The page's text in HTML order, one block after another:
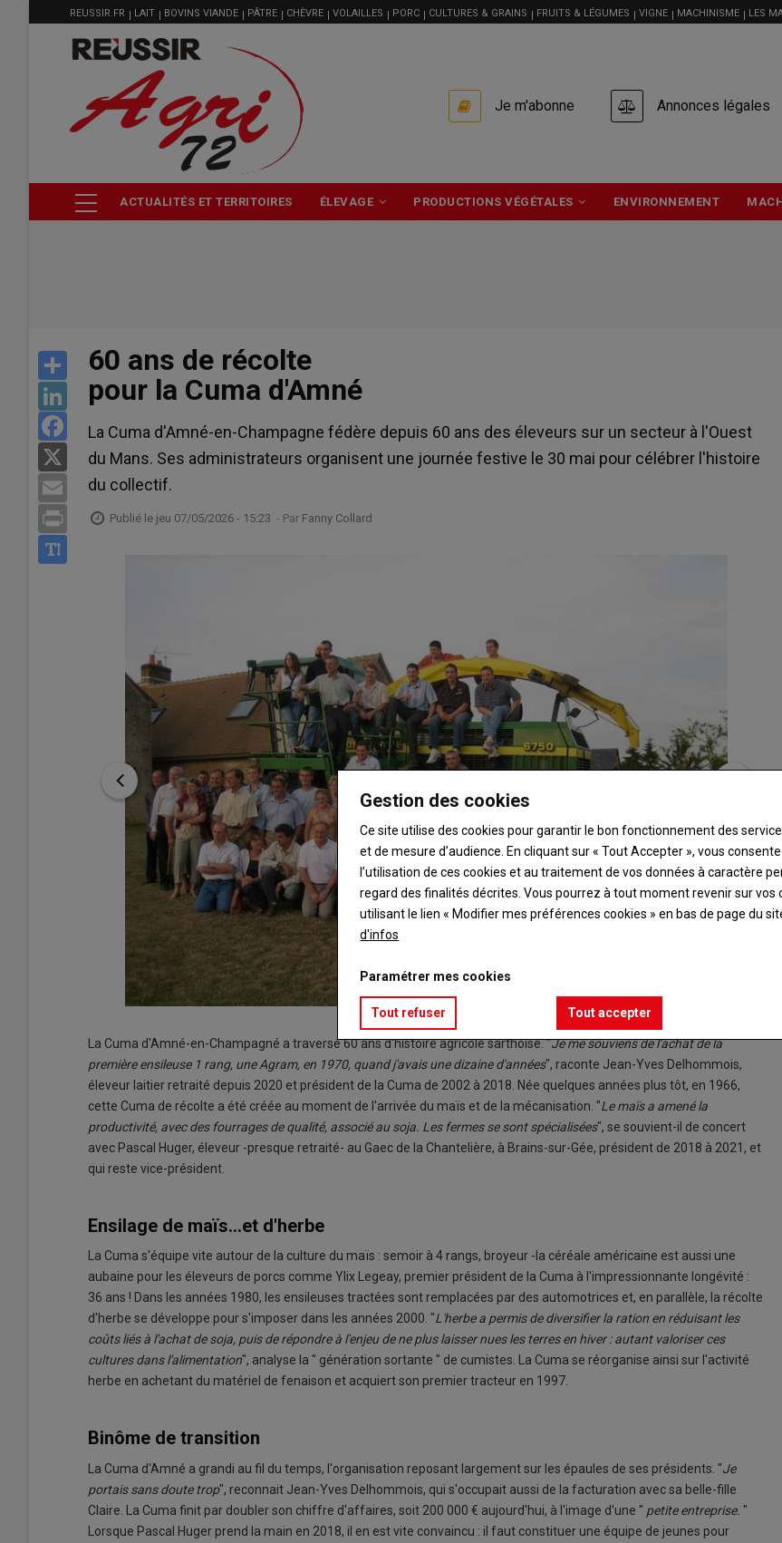
MENU
FILIÈRE
REUSSIR.FR LAIT BOVINS VIANDE PÂTRE CHÈVRE VOLAILLES PORC CULTURES & GRAINS FRUITS & LÉGUMES VIGNE MACHINISME LES
USER
ACCOUNT
MENU
Je m'abonne Annonces légales
PRINCIPALEACTUALITÉS ET TERRITOIRES ÉLEVAGE PRODUCTIONS VÉGÉTALES ENVIRONNEMENT
Share
LinkedIn
Facebook
Email
Print
60 ans de récolte
pour la Cuma d'Amné
La Cuma d'Amné-en-Champagne fédère depuis 60 ans des éleveurs sur un secteur à l'Ouest
du Mans. Ses administrateurs organisent une journée festive le 30 mai pour célébrer l'histoire
du collectif.
Publié le jeu 07/05/2026 - 15:23 - Par Fanny Collard
La Cuma d'Amné-en-Champagné a traversé 60 ans d'histoire agricole sarthoise. "Je me souviens de l'achat de la
première ensileuse 1 rang, une Agram, en 1970, quand j'avais une dizaine d'années", raconte Jean-Yves Delhommois,
éleveur laitier retraité depuis 2020 et président de la Cuma de 2002 à 2018. Née quelques années plus tôt, en 1966,
cette Cuma de récolte a été créée au moment de l'arrivée du maïs et de la mécanisation. "Le maïs a amené la
productivité, avec des fourrages de qualité, associé au soja. Les fermes se sont spécialisées", se souvient-il de concert
avec Pascal Huger, éleveur -presque retraité- au Gaec de la Chantelière, à Brains-sur-Gée, président de 2018 à 2021, et
qui reste vice-président.
Ensilage de maïs...et d'herbe
La Cuma s'équipe vite autour de la culture du maïs : semoir à 4 rangs, broyeur -la céréale américaine est aussi une
aubaine pour les éleveurs de porcs comme Ylix Legeay, premier président de la Cuma à l'impressionnante longévité :
36 ans ! Dans les années 1980, les ensileuses tractées sont remplacées par des automotrices et, en parallèle, la récolte
d'herbe se développe pour s'imposer dans les années 2000. "L'herbe a permis dediversifier la ration en réduisant les
coûts liés à l'achat de soja, puis de répondre à l'enjeu de ne plus laisser nues les terres en hiver : autant valoriser ces
cultures dans l'alimentation", analyse la " génération sortante " de cumistes. La Cuma se réorganise ainsi sur l'activité
herbe en achetant du matériel de fenaison et acquiert son premier tracteur en 1997.
Binôme de transition
La Cuma d'Amné a grandi au fil du temps, l'organisation reposant largement sur les épaules de ses présidents. "Je
portais sans doute trop", reconnait Jean-Yves Delhommois, qui s'occupait aussi de la facturation avec sa belle-fille
Claire. La Cuma finit par doubler son chiffre d'affaires, soit 200 000 € aujourd'hui, à l'image d'une " petite entreprise. "
Lorsque Pascal Huger prend la main en 2018, il en est vite convaincu : il faut constituer une équipe de jeunes pour
Gestion des cookies
Ce site utilise des cookies pour garantir le bon fonctionnement des
et de mesure d’audience. En cliquant sur « Tout Accepter », vous
l’utilisation de ces cookies et au traitement de vos données à caractère
regard des finalités décrites. Vous pourrez à tout moment revenir sur vos
utilisant le lien « Modifier mes préférences cookies » en bas de page du
d'infos
Paramétrer mes cookies
Tout refuser Tout accepter